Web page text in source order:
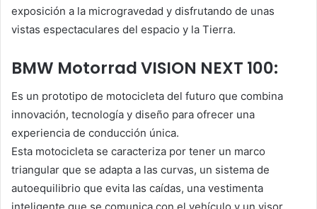
exposición a la microgravedad y disfrutando de unas
vistas espectaculares del espacio y la Tierra.
BMW Motorrad VISION NEXT 100:
Es un prototipo de motocicleta del futuro que combina
innovación, tecnología y diseño para ofrecer una
experiencia de conducción única.
Esta motocicleta se caracteriza por tener un marco
triangular que se adapta a las curvas, un sistema de
autoequilibrio que evita las caídas, una vestimenta